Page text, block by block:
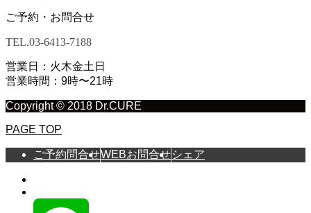
ご予約・お問合せ
TEL.03-6413-7188
営業日：火木金土日
営業時間：9時〜21時
Copyright © 2018 Dr.CURE
PAGE TOP
ご予約問合せWEBお問合せシェア